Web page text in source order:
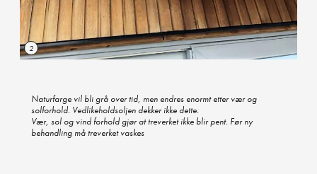
2
Naturfarge vil bli grå over tid, men endres enormt etter vær og
solforhold. Vedlikeholdsoljen dekker ikke dette.
Vær, sol og vind forhold gjør at treverket ikke blir pent. Før ny
behandling må treverket vaskes